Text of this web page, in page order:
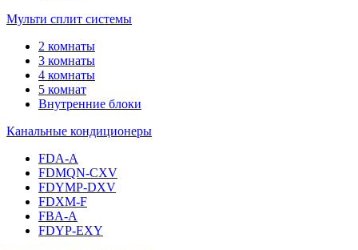
Мульти сплит системы
2 комнаты
3 комнаты
4 комнаты
5 комнат
Внутренние блоки
Канальные кондиционеры
FDA-A
FDMQN-CXV
FDYMP-DXV
FDXM-F
FBA-A
FDYP-EXY